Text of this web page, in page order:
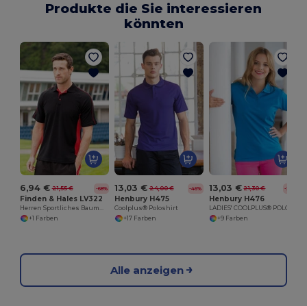
Produkte die Sie interessieren
könnten
6,94 € 21,55 € -68%
Finden & Hales LV322
Herren Sportliches Baumwoll-Piqué Polohemd
+1 Farben
13,03 € 24,00 € -46%
Henbury H475
Coolplus® Poloshirt
+17 Farben
13,03 € 21,30 € -39%
Henbury H476
+9 Farben
Alle anzeigen